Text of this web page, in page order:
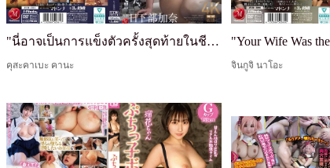
"นี่อาจเป็นการแข็งตัวครั้งสุดท้ายในชีวิตของฉัน ดังนั้นให้ฉันสอดเข้าไปสักครู่!!" รู้สึกสงสารพ่อสามีที่เป็นโรคหย่อนสมรรถภาพทางเพศ ฉันจึงไปแช่น้ำร่วมกับเขา แต่แล้วเขาก็แข็งตัวเต็มที่อย่างไม่คาดคิด เคมีของเราดีมาก จนก่อนที่ฉันจะรู้ตัว ฉันก็กำลังขี่เขาอย่างดุเ
คุสะคาเบะ คานะ จินกูจิ นาโอะ